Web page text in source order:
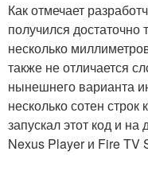
Как отмечает
получился достаточно
несколько
также не отличается
нынешнего варианта
несколько сотен
запускал этот код и на
Nexus Player и Fire TV